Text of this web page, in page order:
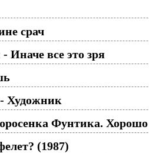
срач
все это зря
Художник
Фунтика. Хорошо
(1987)